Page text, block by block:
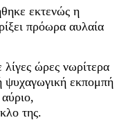
εκτενώς η
πρόωρα αυλαία
ώρες νωρίτερα
ψυχαγωγική εκπομπή
της.